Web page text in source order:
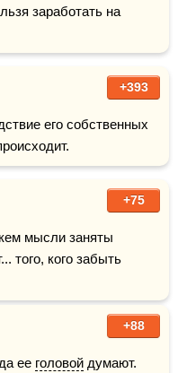
+393
его собственных
+75
мысли заняты
того, кого забыть
+88
ее головой думают.